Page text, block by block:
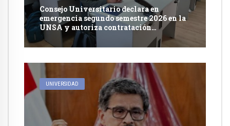
Consejo Universitario declara en
emergencia segundo semestre 2026 en la
UNSA y autoriza contratación
excepcional de docentes
UNIVERSIDAD